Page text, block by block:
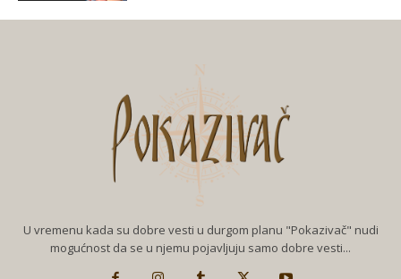
U vremenu kada su dobre vesti u durgom planu "Pokazivač" nudi
mogućnost da se u njemu pojavljuju samo dobre vesti...